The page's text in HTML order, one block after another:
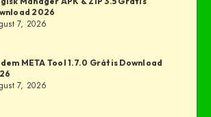
2026
7, 2026
META Tool 1.7.0 Grátis Download
7, 2026